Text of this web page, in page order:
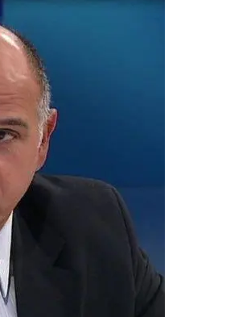
RECETAS
PALABRAS
HORÓSCOPO
Seguinos